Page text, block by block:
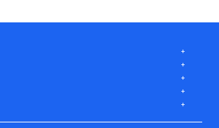
+
+
+
+
+